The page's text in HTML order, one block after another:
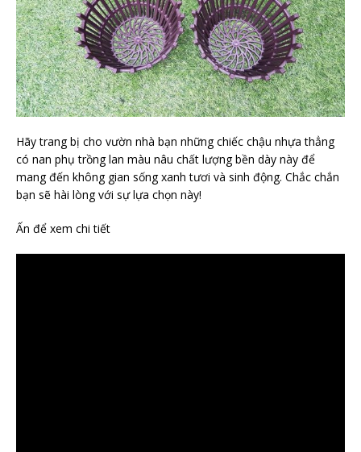
Hãy trang bị cho vườn nhà bạn những chiếc chậu nhựa thẳng
có nan phụ trồng lan màu nâu chất lượng bền dày này để
mang đến không gian sống xanh tươi và sinh động. Chắc chắn
bạn sẽ hài lòng với sự lựa chọn này!
Ấn để xem chi tiết